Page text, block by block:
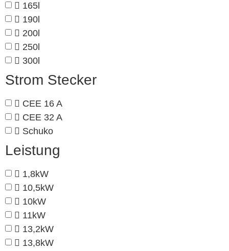
165l
190l
200l
250l
300l
Strom Stecker
CEE 16 A
CEE 32 A
Schuko
Leistung
1,8kW
10,5kW
10kW
11kW
13,2kW
13,8kW